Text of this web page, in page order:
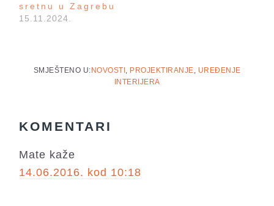
sretnu u Zagrebu
15.11.2024.
SMJEŠTENO U:NOVOSTI, PROJEKTIRANJE, UREĐENJE
INTERIJERA
INTERACTIONS
KOMENTARI
Mate kaže
14.06.2016. kod 10:18